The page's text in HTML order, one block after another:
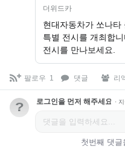
더위드카
현대자동차가 쏘나타
특별 전시를 개최합
전시를 만나보세요.
팔로우 1 댓글 리
? 로그인을 먼저 해주세요. ·
첫번째 댓